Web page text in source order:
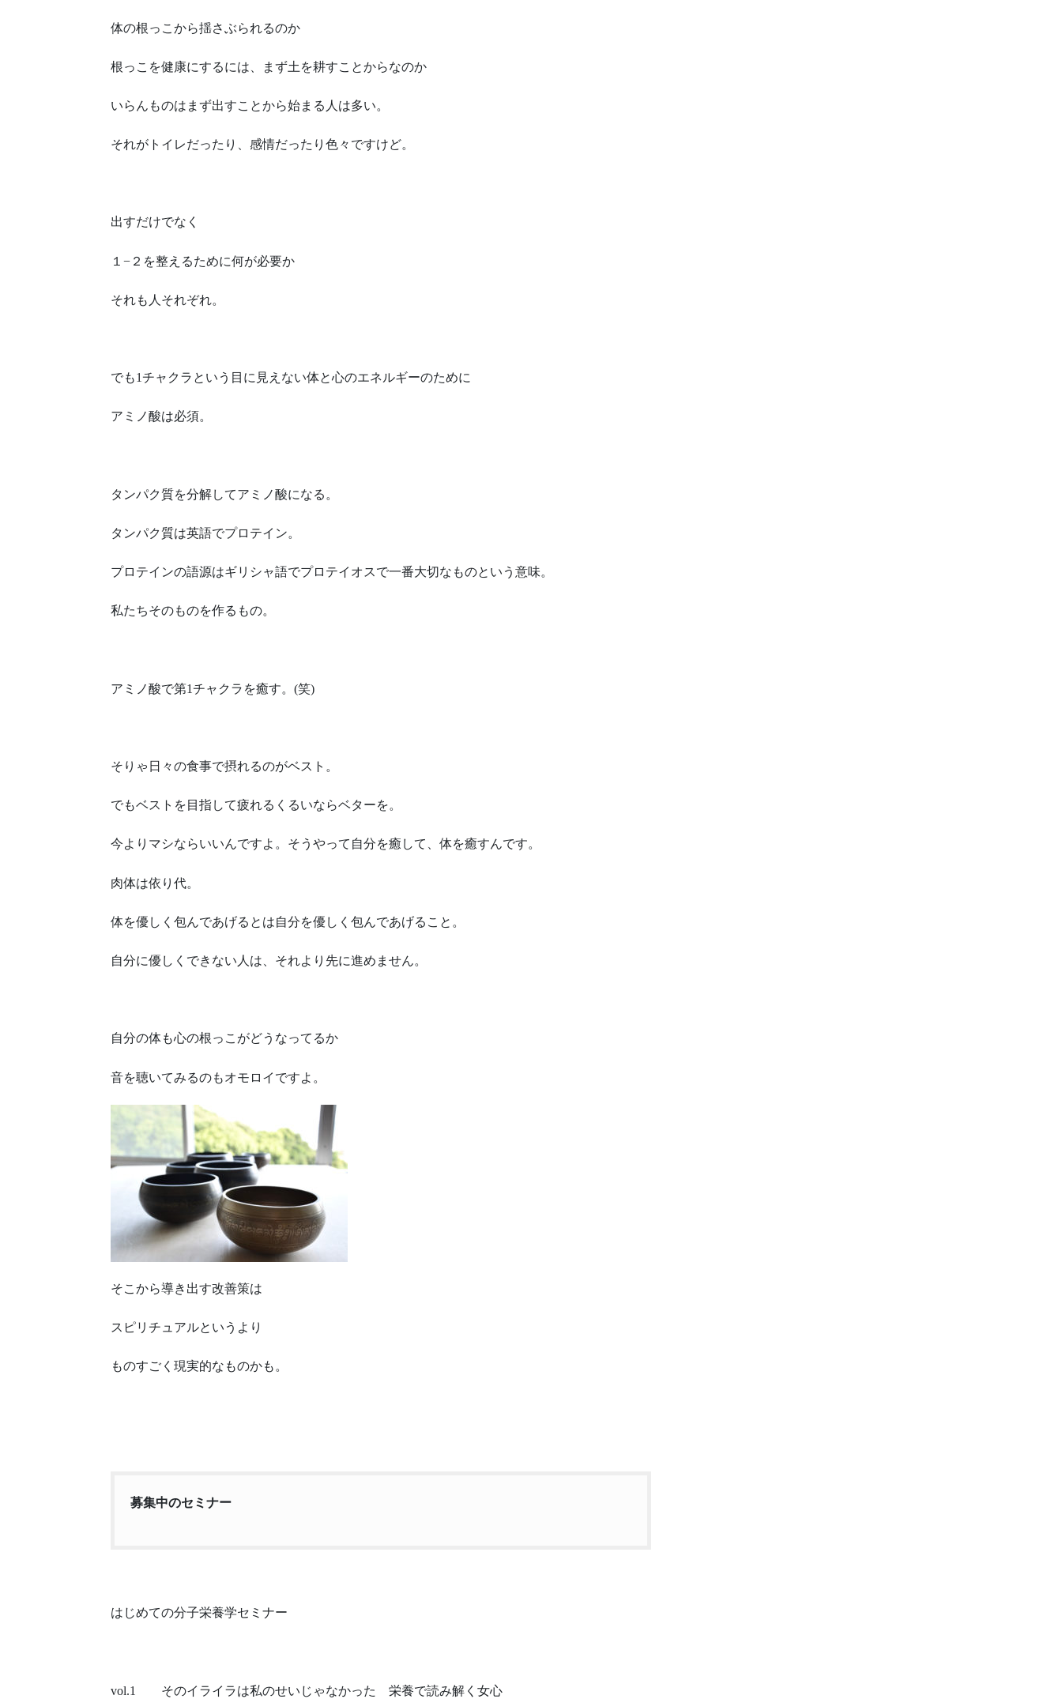
体の根っこから揺さぶられるのか
根っこを健康にするには、まず土を耕すことからなのか
いらんものはまず出すことから始まる人は多い。
それがトイレだったり、感情だったり色々ですけど。
出すだけでなく
１−２を整えるために何が必要か
それも人それぞれ。
でも1チャクラという目に見えない体と心のエネルギーのために
アミノ酸は必須。
タンパク質を分解してアミノ酸になる。
タンパク質は英語でプロテイン。
プロテインの語源はギリシャ語でプロテイオスで一番大切なものという意味。
私たちそのものを作るもの。
アミノ酸で第1チャクラを癒す。(笑)
そりゃ日々の食事で摂れるのがベスト。
でもベストを目指して疲れるくるいならベターを。
今よりマシならいいんですよ。そうやって自分を癒して、体を癒すんです。
肉体は依り代。
体を優しく包んであげるとは自分を優しく包んであげること。
自分に優しくできない人は、それより先に進めません。
自分の体も心の根っこがどうなってるか
音を聴いてみるのもオモロイですよ。
そこから導き出す改善策は
スピリチュアルというより
ものすごく現実的なものかも。
募集中のセミナー
はじめての分子栄養学セミナー
vol.1 そのイライラは私のせいじゃなかった 栄養で読み解く女心